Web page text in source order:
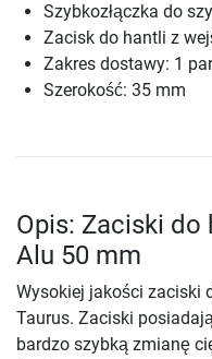
Szybkozłączka do
Zacisk do hantli z
Zakres dostawy: 1
Szerokość: 35 mm
Opis: Zaciski do
Alu 50 mm
Wysokiej jakości zaciski
Taurus. Zaciski
bardzo szybką zmianę